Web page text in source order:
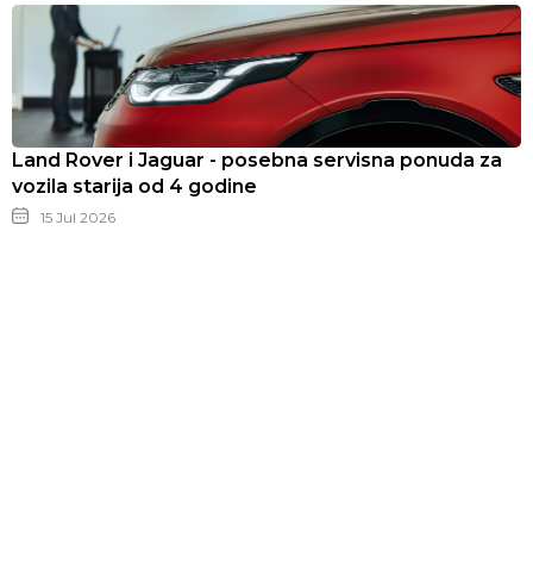
Land Rover i Jaguar - posebna servisna ponuda za
vozila starija od 4 godine
15 Jul 2026